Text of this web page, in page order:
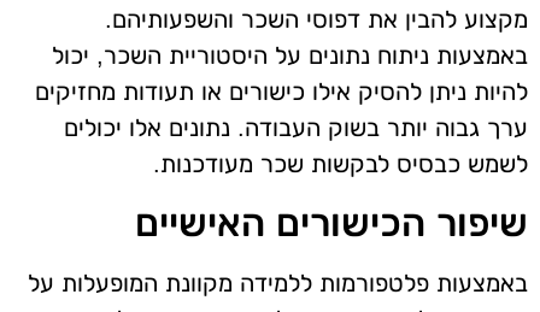
מקצוע להבין את דפוסי השכר והשפעותיהם.
באמצעות ניתוח נתונים על היסטוריית השכר, יכול
להיות ניתן להסיק אילו כישורים או תעודות מחזיקים
ערך גבוה יותר בשוק העבודה. נתונים אלו יכולים
לשמש כבסיס לבקשות שכר מעודכנות.
שיפור הכישורים האישיים
באמצעות פלטפורמות ללמידה מקוונת המופעלות על